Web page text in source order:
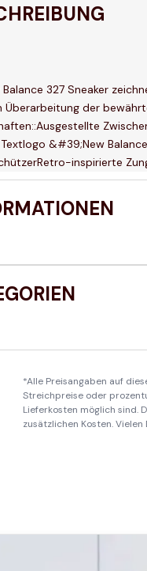
Balance 327 Sneaker
Überarbeitung der
&#39;New
inspirierte
*Alle Preisangaben auf
Streichpreise oder
Lieferkosten möglich sind.
zusätzlichen Kosten.